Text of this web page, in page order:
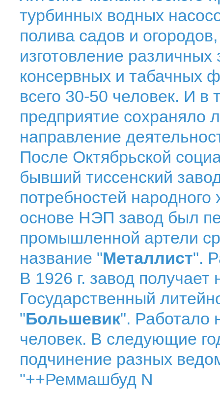
турбинных водных
полива садов и
изготовление
консервных и табачных
всего 30-50 человек. И
предприятие сохраняло
направление
После Октябрьской
бывший тиссенский
потребностей
основе НЭП завод был
промышленной артели
название "Металлист".
В 1926 г. завод
Государственный
"Большевик". Работало
человек. В следующие
подчинение разных
"++Реммашбуд N